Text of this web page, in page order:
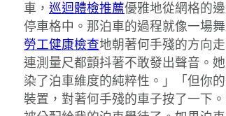
車， 巡迴體檢推薦優雅地從網格的
停車格中。那泊車的過程就像一場
勞工健康檢查地朝著何手殘的方向
連測量尺都顫抖著不敢發出聲音。
染了泊車維度的純粹性。」「但你
裝置，對著何手殘的車子按了一下